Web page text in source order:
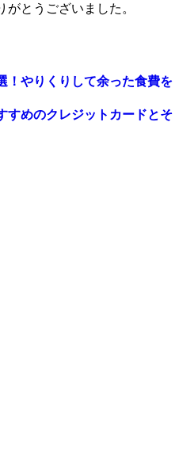
とうございました。
！やりくりして余った食費を
すめのクレジットカードとそ